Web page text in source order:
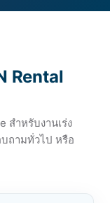
Rental
สำหรับงานเร่ง
บถามทั่วไป หรือ